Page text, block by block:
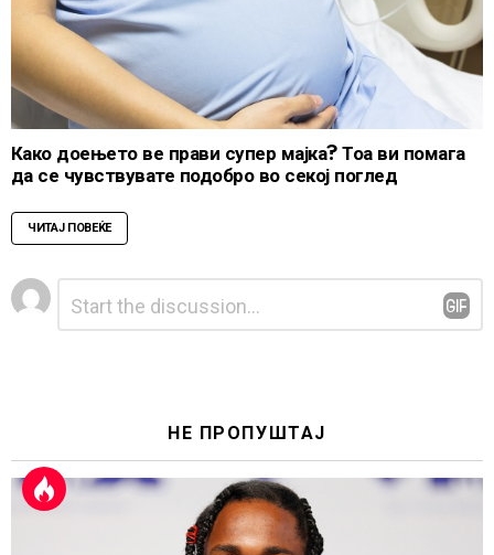
Како доењето ве прави супер мајка? Тоа ви помага
да се чувствувате подобро во секој поглед
ЧИТАЈ ПОВЕЌЕ
Leave
a
Reply
НЕ ПРОПУШТАЈ